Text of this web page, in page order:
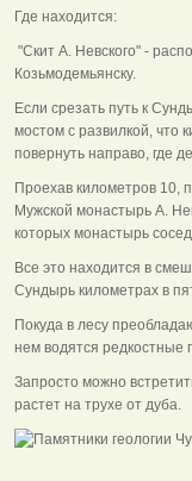
Где находится:
"Скит А. Невского" -
Козьмодемьянску.
Если срезать путь к
мостом с развилкой, что
повернуть направо, где
Проехав километров 10,
Мужской монастырь А.
которых монастырь
Все это находится в
Сундырь километрах в
Покуда в лесу
нем водятся редкостные
Запросто можно
растет на трухе от дуба.